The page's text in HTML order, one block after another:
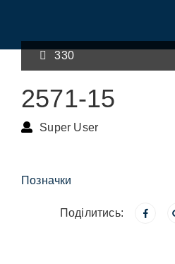
330
2571-15
Super User
Позначки
Поділитись: